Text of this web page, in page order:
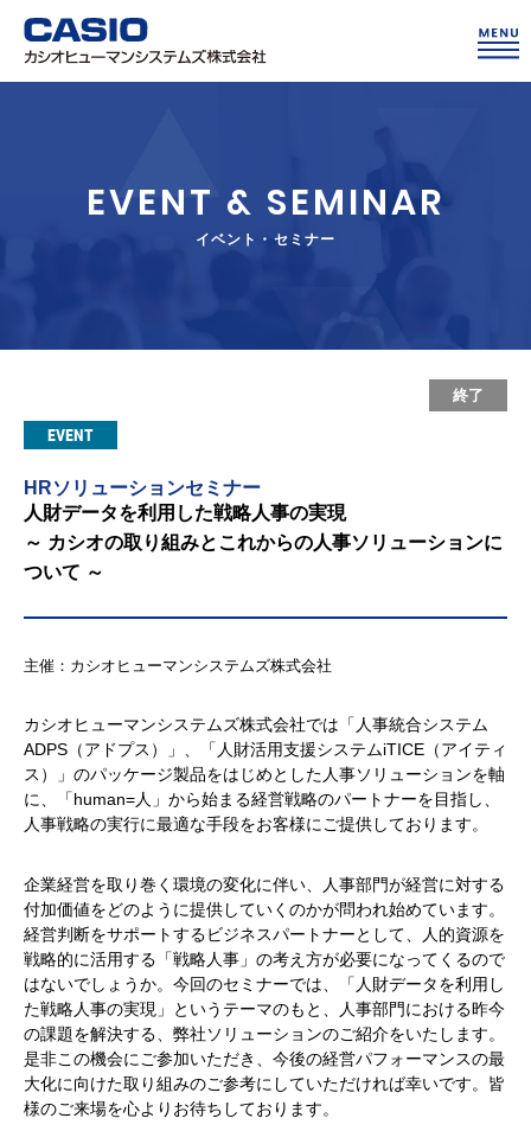
EVENT & SEMINAR
イベント・セミナー
終了
EVENT
HRソリューションセミナー
人財データを利用した戦略人事の実現
～ カシオの取り組みとこれからの人事ソリューションに
ついて ～
主催：カシオヒューマンシステムズ株式会社
カシオヒューマンシステムズ株式会社では「人事統合システム
ADPS（アドプス）」、「人財活用支援システムiTICE（アイティ
ス）」のパッケージ製品をはじめとした人事ソリューションを軸
に、「human=人」から始まる経営戦略のパートナーを目指し、
人事戦略の実行に最適な手段をお客様にご提供しております。
企業経営を取り巻く環境の変化に伴い、人事部門が経営に対する
付加価値をどのように提供していくのかが問われ始めています。
経営判断をサポートするビジネスパートナーとして、人的資源を
戦略的に活用する「戦略人事」の考え方が必要になってくるので
はないでしょうか。今回のセミナーでは、「人財データを利用し
た戦略人事の実現」というテーマのもと、人事部門における昨今
の課題を解決する、弊社ソリューションのご紹介をいたします。
是非この機会にご参加いただき、今後の経営パフォーマンスの最
大化に向けた取り組みのご参考にしていただければ幸いです。皆
様のご来場を心よりお待ちしております。